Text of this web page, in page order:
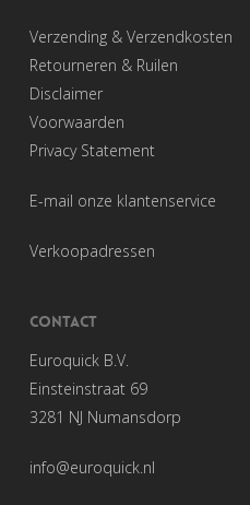
Verzending & Verzendkosten
Retourneren & Ruilen
Disclaimer
Voorwaarden
Privacy Statement
E-mail onze klantenservice
Verkoopadressen
CONTACT
Euroquick B.V.
Einsteinstraat 69
3281 NJ Numansdorp
info@euroquick.nl